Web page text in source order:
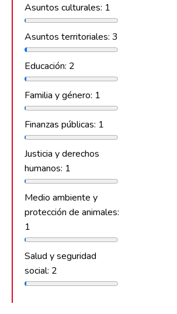
Asuntos culturales: 1
Asuntos territoriales: 3
Educación: 2
Familia y género: 1
Finanzas públicas: 1
Justicia y derechos
humanos: 1
Medio ambiente y
protección de animales:
1
Salud y seguridad
social: 2